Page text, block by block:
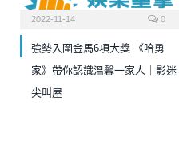
2022-11-14 0
強勢入圍金馬6項大獎 《哈勇
家》帶你認識溫馨一家人｜影迷
尖叫屋